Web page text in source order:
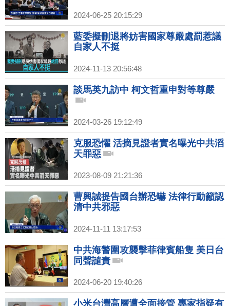
2024-06-25 20:15:29
藍委擬刪退將妨害國家尊嚴處罰惹議
自家人不挺
2024-11-13 20:56:48
談馬英九訪中 柯文哲重申對等尊嚴
2024-03-26 19:12:49
克服恐懼 活摘見證者實名曝光中共滔
天罪惡
2023-08-09 21:21:36
曹興誠提告國台辦恐嚇 法律行動籲認
清中共邪惡
2024-11-11 13:17:53
中共海警圍攻襲擊菲律賓船隻 美日台
同聲譴責
2024-06-20 19:40:26
小米台灣高層遭全面接管 專家指疑有